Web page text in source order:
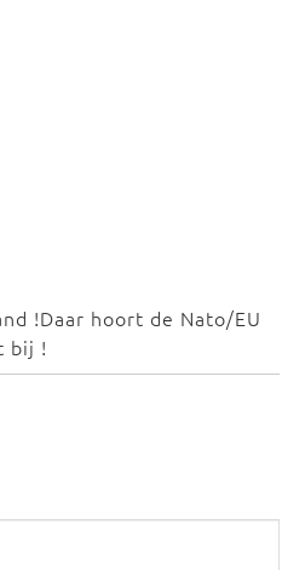
!Daar hoort de Nato/EU
bij !